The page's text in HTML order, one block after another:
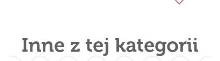
Inne z tej kategorii